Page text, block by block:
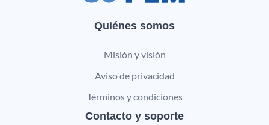
Quiénes somos
Misión y visión
Aviso de privacidad
Términos y condiciones
Contacto y soporte